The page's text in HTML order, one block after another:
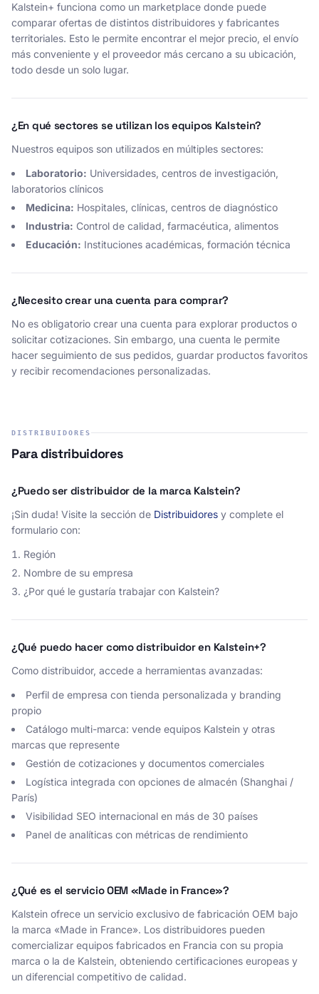
Kalstein+ funciona como un marketplace donde puede
comparar ofertas de distintos distribuidores y fabricantes
territoriales. Esto le permite encontrar el mejor precio, el envío
más conveniente y el proveedor más cercano a su ubicación,
todo desde un solo lugar.
¿En qué sectores se utilizan los equipos Kalstein?
Nuestros equipos son utilizados en múltiples sectores:
Laboratorio: Universidades, centros de investigación,
laboratorios clínicos
Medicina: Hospitales, clínicas, centros de diagnóstico
Industria: Control de calidad, farmacéutica, alimentos
Educación: Instituciones académicas, formación técnica
¿Necesito crear una cuenta para comprar?
No es obligatorio crear una cuenta para explorar productos o
solicitar cotizaciones. Sin embargo, una cuenta le permite
hacer seguimiento de sus pedidos, guardar productos favoritos
y recibir recomendaciones personalizadas.
DISTRIBUIDORES
Para distribuidores
¿Puedo ser distribuidor de la marca Kalstein?
¡Sin duda! Visite la sección de Distribuidores y complete el
formulario con:
Región
Nombre de su empresa
¿Por qué le gustaría trabajar con Kalstein?
¿Qué puedo hacer como distribuidor en Kalstein+?
Como distribuidor, accede a herramientas avanzadas:
Perfil de empresa con tienda personalizada y branding
propio
Catálogo multi-marca: vende equipos Kalstein y otras
marcas que represente
Gestión de cotizaciones y documentos comerciales
Logística integrada con opciones de almacén (Shanghai /
París)
Visibilidad SEO internacional en más de 30 países
Panel de analíticas con métricas de rendimiento
¿Qué es el servicio OEM «Made in France»?
Kalstein ofrece un servicio exclusivo de fabricación OEM bajo
la marca «Made in France». Los distribuidores pueden
comercializar equipos fabricados en Francia con su propia
marca o la de Kalstein, obteniendo certificaciones europeas y
un diferencial competitivo de calidad.